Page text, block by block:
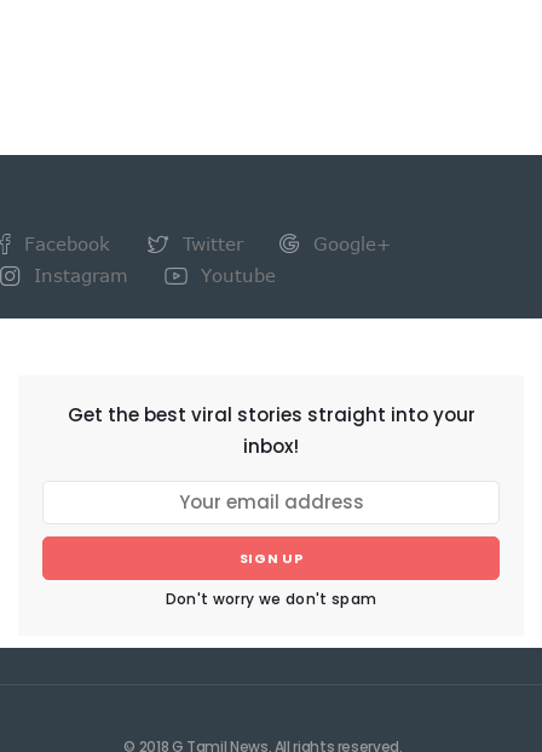
Facebook Twitter
Google+
Instagram
Youtube
Get the best viral stories straight into your
inbox!
SIGN UP
Don't worry we don't spam
© 2018 G Tamil News. All rights reserved.